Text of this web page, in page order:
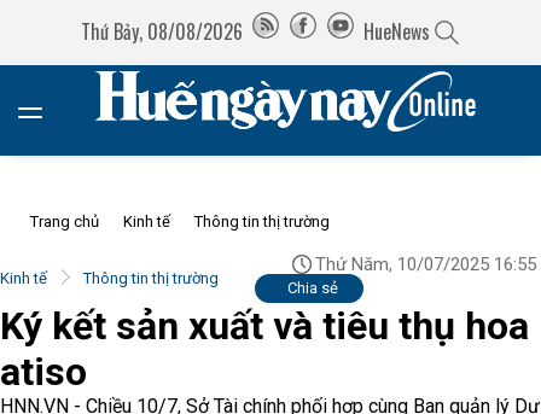
Thứ Bảy, 08/08/2026 HueNews
Trang chủ Kinh tế Thông tin thị trường
Kinh tế Thông tin thị trường
Thứ Năm, 10/07/2025 16:55
Chia sẻ
Ký kết sản xuất và tiêu thụ hoa
atiso
HNN.VN - Chiều 10/7, Sở Tài chính phối hợp cùng Ban quản lý